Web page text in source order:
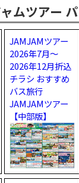
ムツアー
JAMJAMツアー
2026年7月～
2026年12月折込
チラシ おすすめ
バス旅行
JAMJAMツアー
【中部版】